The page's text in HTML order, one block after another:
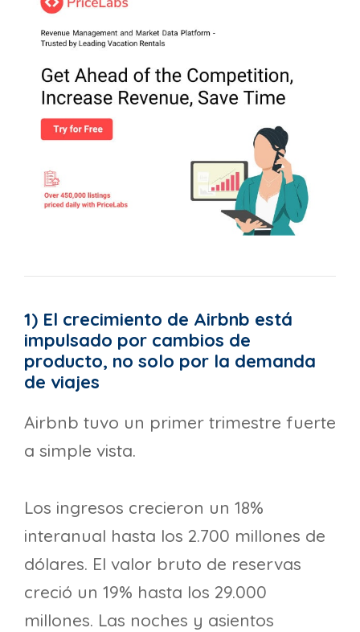
1) El crecimiento de Airbnb está
impulsado por cambios de
producto, no solo por la demanda
de viajes
Airbnb tuvo un primer trimestre fuerte
a simple vista.
Los ingresos crecieron un 18%
interanual hasta los 2.700 millones de
dólares. El valor bruto de reservas
creció un 19% hasta los 29.000
millones. Las noches y asientos